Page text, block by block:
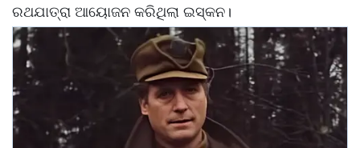
ରଥଯାତ୍ରା ଆୟୋଜନ କରିଥିଲା ଇସ୍କନ।